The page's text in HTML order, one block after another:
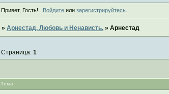
Привет, Гость! Войдитеили зарегистрируйтесь.
»Арнестад. Любовь и Ненависть. »Арнестад
Страница:1
Тема